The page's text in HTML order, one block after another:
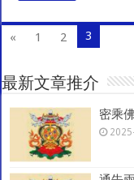
« 1 2 3
最新文章推介
密乘